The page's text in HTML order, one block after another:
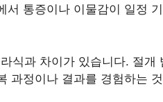
통증이나 이물감이 일정
식과 차이가 있습니다. 절개
과정이나 결과를 경험하는